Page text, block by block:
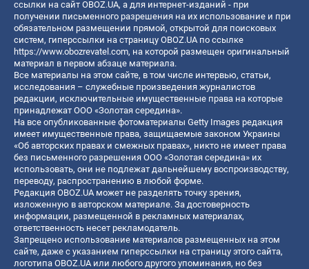
ссылки на сайт OBOZ.UA, а для интернет-изданий - при
получении письменного разрешения на их использование и при
обязательном размещении прямой, открытой для поисковых
систем, гиперссылки на страницу OBOZ.UA по ссылке
https://www.obozrevatel.com, на которой размещен оригинальный
материал в первом абзаце материала.
Все материалы на этом сайте, в том числе интервью, статьи,
исследования – служебные произведения журналистов
редакции, исключительные имущественные права на которые
принадлежат ООО «Золотая середина».
На все опубликованные фотоматериалы Getty Images редакция
имеет имущественные права, защищаемые законом Украины
«Об авторских правах и смежных правах», никто не имеет права
без письменного разрешения ООО «Золотая середина» их
использовать, они не подлежат дальнейшему воспроизводству,
переводу, распространению в любой форме.
Редакция OBOZ.UA может не разделять точку зрения,
изложенную в авторском материале. За достоверность
информации, размещенной в рекламных материалах,
ответственность несет рекламодатель.
Запрещено использование материалов размещенных на этом
сайте, даже с указанием гиперссылки на страницу этого сайта,
логотипа OBOZ.UA или любого другого упоминания, но без